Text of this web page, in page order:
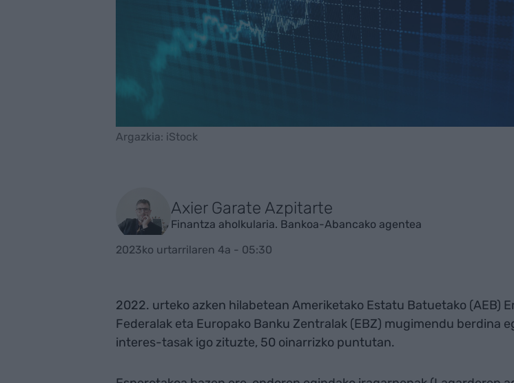
Argazkia: iStock
Axier Garate Azpitarte
Finantza aholkularia. Bankoa-Abancako agentea
2023ko urtarrilaren 4a - 05:30
2022. urteko azken hilabetean Ameriketako Estatu Batuetako (AEB)
Federalak eta Europako Banku Zentralak (EBZ) mugimendu berdina
interes-tasak igo zituzte, 50 oinarrizko puntutan.